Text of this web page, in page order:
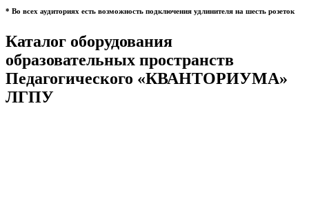
* Во всех аудиториях есть возможность подключения удлинителя на шесть розеток
Каталог оборудования
образовательных пространств
Педагогического «КВАНТОРИУМА»
ЛГПУ